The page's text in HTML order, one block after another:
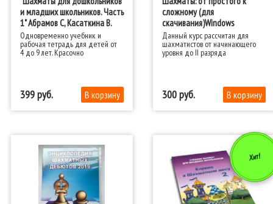
и младших школьников. Часть
1" Абрамов С, Касаткина В.
Одновременно учебник и
рабочая тетрадь для детей от
4 до 9 лет. Красочно
оформленная, с большим
решает сложную задачу:
открыть ребёнку мир шахмат, в
игровой форме познакомить его
с шахматными фигурами и
логическое мышление.
399
сложному (для
скачивания)Windows
Данный курс рассчитан для
шахматистов от начинающего
уровня до II разряда
300
Хит!